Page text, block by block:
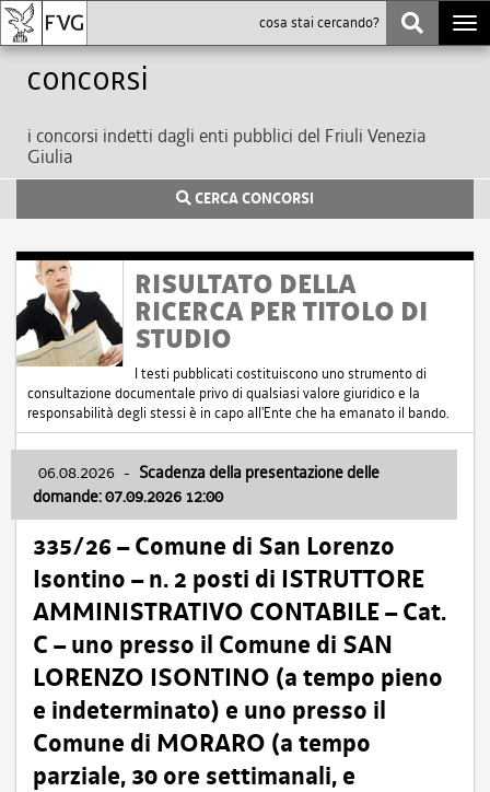
Concorsi
i concorsi indetti dagli enti pubblici del Friuli Venezia
Giulia
CERCA CONCORSI
RISULTATO DELLA
RICERCA PER TITOLO DI
STUDIO
I testi pubblicati costituiscono uno strumento di
consultazione documentale privo di qualsiasi valore giuridico e la
responsabilità degli stessi è in capo all'Ente che ha emanato il bando.
06.08.2026 - Scadenza della presentazione delle
domande: 07.09.2026 12:00
335/26 – Comune di San Lorenzo
Isontino – n. 2 posti di ISTRUTTORE
AMMINISTRATIVO CONTABILE – Cat.
C – uno presso il Comune di SAN
LORENZO ISONTINO (a tempo pieno
e indeterminato) e uno presso il
Comune di MORARO (a tempo
parziale, 30 ore settimanali, e